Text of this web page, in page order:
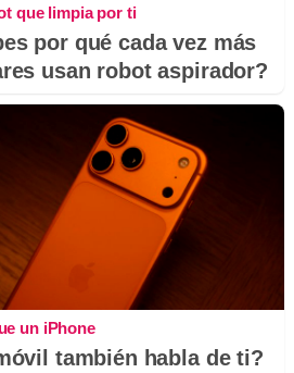
que limpia por ti
por qué cada vez más
usan robot aspirador?
un iPhone
también habla de ti?